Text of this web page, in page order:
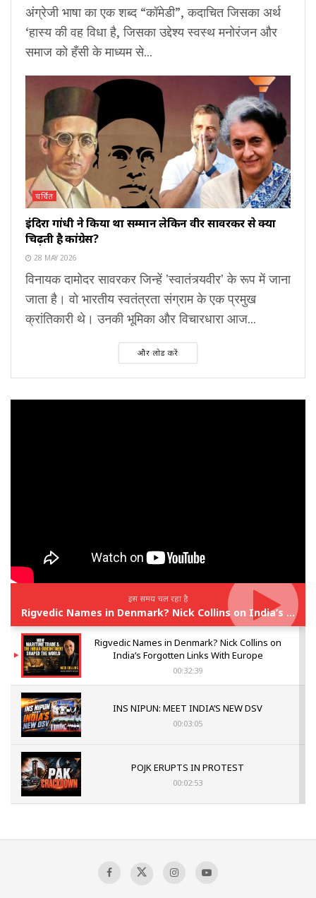
अंग्रेजी भाषा का एक शब्द “कॉमेडी”, कदाचित जिसका अर्थ
‘हास्य की वह विधा है, जिसका उद्देश्य स्वस्थ मनोरंजन और
समाज को हँसी के माध्यम से...
चर्चित
इंदिरा गांधी ने किया था सम्मान लेकिन वीर सावरकर से क्यों
चिढ़ती है कांग्रेस?
28 MAY 2026
विनायक दामोदर सावरकर जिन्हें 'स्वातंत्र्यवीर' के रूप में जाना
जाता है। वो भारतीय स्वतंत्रता संग्राम के एक प्रमुख
क्रांतिकारी थे। उनकी भूमिका और विचारधारा आज...
और लोड करें
इस समय चल रहा है
Rigvedic Names in Denmark? Nick Collins on India’s Forgotten Links With Europe
Rigvedic Names in Denmark? Nick Collins on
India’s Forgotten Links With Europe
00:32:39
INS NIPUN: MEET INDIA’S NEW DSV
00:03:05
POJK ERUPTS IN PROTEST
00:02:53
Sagar